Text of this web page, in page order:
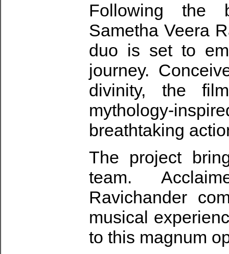
Following the
Sametha Veera
duo is set to
journey.
divinity, the
mythology-
breathtaking
The project
team.
Ravichander
musical
to this magnum